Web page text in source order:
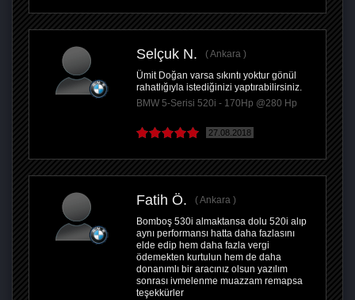
Selçuk N.
Ankara
Ümit Doğan varsa sıkıntı yoktur gönül
rahatlığıyla istediğinizi yaptırabilirsiniz.
BMW 5-Serisi 520i - 170Hp @280 Hp
27.08.2018
Fatih Ö.
Ankara
Bomboş 530i almaktansa dolu 520i alıp
aynı performansı hatta daha fazlasını
elde edip hem daha fazla vergi
ödemekten kurtulun hem de daha
donanımlı bir aracınız olsun yazılım
sonrası ivmelenme muazzam remapsa
teşekkürler